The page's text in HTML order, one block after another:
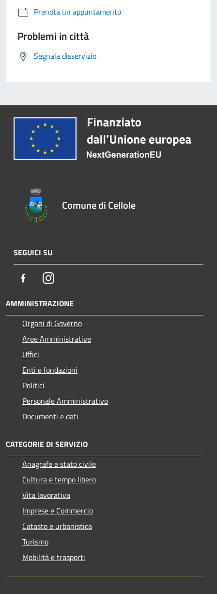
Prenota un appuntamento
Problemi in città
Segnala disservizio
Comune di Cellole
SEGUICI SU
FacebookInstagram
AMMINISTRAZIONE
Organi di Governo
Aree Amministrative
Uffici
Enti e fondazioni
Politici
Personale Amministrativo
Documenti e dati
CATEGORIE DI SERVIZIO
Anagrafe e stato civile
Cultura e tempo libero
Vita lavorativa
Imprese e Commercio
Catasto e urbanistica
Turismo
Mobilità e trasporti